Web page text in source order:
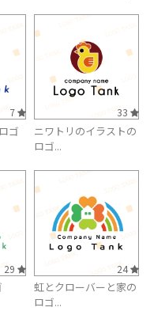
7
ゴ
33
ニワトリのイラストの
ロゴ...
29 24
虹とクローバーと家の
ロゴ...